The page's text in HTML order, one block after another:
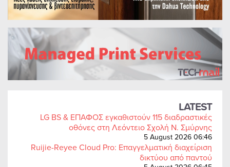
LATEST
LG BS & ΕΠΑΦΟΣ εγκαθιστούν 115 διαδραστικές
οθόνες στη Λεόντειο Σχολή Ν. Σμύρνης
5 August 2026 06:46
Ruijie-Reyee Cloud Pro: Επαγγελματική διαχείριση
δικτύου από παντού